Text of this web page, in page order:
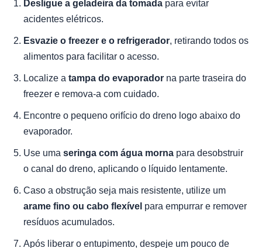
Desligue a geladeira da tomada para evitar
acidentes elétricos.
Esvazie o freezer e o refrigerador, retirando todos os
alimentos para facilitar o acesso.
Localize a tampa do evaporador na parte traseira do
freezer e remova-a com cuidado.
Encontre o pequeno orifício do dreno logo abaixo do
evaporador.
Use uma seringa com água morna para desobstruir
o canal do dreno, aplicando o líquido lentamente.
Caso a obstrução seja mais resistente, utilize um
arame fino ou cabo flexível para empurrar e remover
resíduos acumulados.
Após liberar o entupimento, despeje um pouco de